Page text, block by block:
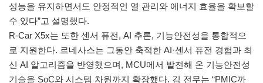
성능을 유지하면서도 안정적인 열 관리와 에너지 효율을 확보할
수 있다”고 설명했다.
R-Car X5x는 또한 센서 퓨전, AI 추론, 기능안전성을 통합적으
로 지원한다. 르네사스는 그동안 축적한 AI·센서 퓨전 경험과 최
신 AI 알고리즘을 반영했으며, MCU에서 발전해 온 기능안전성
기술을 SoC와 시스템 차원까지 확장했다. 김 전무는 “PMIC까